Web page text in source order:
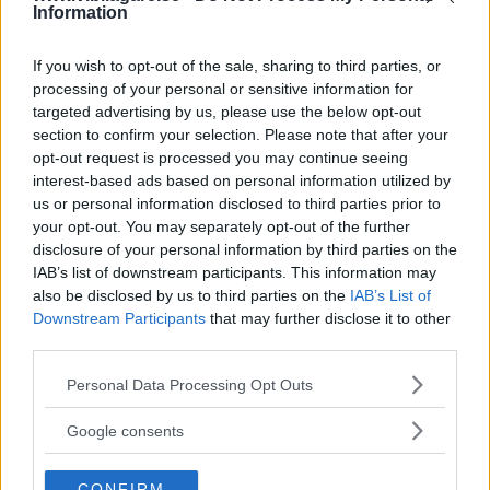
Information
If you wish to opt-out of the sale, sharing to third parties, or
processing of your personal or sensitive information for
targeted advertising by us, please use the below opt-out
section to confirm your selection. Please note that after your
opt-out request is processed you may continue seeing
interest-based ads based on personal information utilized by
us or personal information disclosed to third parties prior to
your opt-out. You may separately opt-out of the further
disclosure of your personal information by third parties on the
IAB’s list of downstream participants. This information may
also be disclosed by us to third parties on the IAB’s List of
Downstream Participants that may further disclose it to other
Please note that this website/app uses one or more Google
not limited to your visit or usage behaviour. You may click to
use your data for below specified purposes in below Google
Personal Data Processing Opt Outs
Google consents
som hänger sig.
Ett fel drabbar den automatiska parkeringsbromsen, som
ibland inte vill läggas i eller ur. Om den inte går ur sitt
parkeringsläge går bilen inte att köra.
Krånglande xenonstrålkastare klagar en del ägare på, ett
fel som kan kosta uppåt 15 000 kr att laga. Ett annat fel är
bakrutetorkarens elmotor som gått sönder på en del bilar.
Några V6-motorer har råkat ut för motorhaveri på grund
av att de varvats hårt innan motorn kommit upp i rätt
låga oljetemperaturer.
Bra rostskydd
Samtliga motorer, utom den gasdrivna, har flexibla